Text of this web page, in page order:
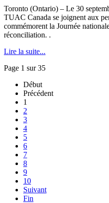
Toronto (Ontario) – Le 30
TUAC Canada se joignent aux
commémorent la Journée
réconciliation. .
Lire la suite...
Page 1 sur 35
Début
Précédent
1
2
3
4
5
6
7
8
9
10
Suivant
Fin